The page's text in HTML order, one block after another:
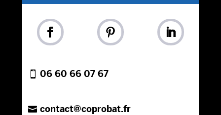
06 60 66 07 67
contact@coprobat.fr